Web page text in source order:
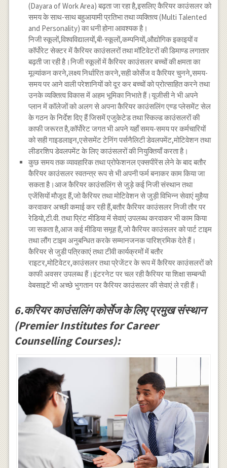
(Dayara of Work Area) बढ़ता जा रहा है,इसलिए कैरियर काउंसलर को
समय के साथ-साथ बहुआयामी प्रतिभा तथा व्यक्तित्व (Multi Talented
and Personality) का धनी होना आवश्यक है।
निजी स्कूलों,विश्वविद्यालयों,बी-स्कूलों,कम्पनियों,औद्योगिक इकाइयों व
कॉर्पोरेट सेक्टर में कैरियर काउंसलरों तथा मॉटिवेटरों की डिमाण्ड लगातार
बढ़ती जा रही है।निजी स्कूलों में कैरियर काउंसलर बच्चों की क्षमता का
मूल्यांकन करने,लक्ष्य निर्धारित करने,सही कोर्सेज व कैरियर चुनने,समय-
समय पर आने वाली परेशानियों को दूर कर बच्चों को प्रोत्साहित करने तथा
उनके व्यक्तित्व विकास में अहम भूमिका निभाते हैं।यूजीसी ने भी अपने
प्लान में कॉलेजों को अलग से अपना कैरियर काउंसलिंग एण्ड प्लेसमेंट सेल
के गठन के निर्देश दिए हैं जिसमें एजुकेटेड तथा स्किल्ड काउंसलरों की
काफी जरूरत है,कॉर्पोरेट जगत भी अपने यहाँ समय-समय पर कर्मचारियों
को सही गाइडलाइन,एसेसमेंट टेनिंग पर्सनैलिटी डेवलपमेंट,मोटिवेशन तथा
लीडरशिप डेवलपमेंट के लिए काउंसलरों की नियुक्तियाँ करता है।
कुछ समय तक व्यावहारिक तथा प्रोफेशनल एक्सपीरेंस लेने के बाद बतौर
कैरियर काउंसलर स्वतन्त्र रूप से भी अपनी फर्म बनाकर काम किया जा
सकता है।आज कैरियर काउंसलिंग से जुड़े कई निजी संस्थान तथा
एजेंसियों मौजूद हैं,जो कैरियर तथा मोटिवेशन से जुड़ी विभिन्न सेवाएं मुहैया
करवाकर अच्छी कमाई कर रही हैं,बतौर कैरियर काउंसलर निजी तौर पर
रेडियो,टी.वी. तथा प्रिंट मीडिया में सेवाएं उपलब्ध करवाकर भी काम किया
जा सकता है,आज कई मीडिया समूह हैं,जो कैरियर काउंसलर को पार्ट टाइम
तथा लौंग टाइम अनुबन्धित करके सम्मानजनक पारिश्रमिक देते हैं।
कैरियर से जुडी पत्रिकाएं तथा टीवी कार्यक्रमों में बतौर
राइटर,मोटिवेटर,काउंसलर तथा प्रेजेंटर के रूप में कैरियर काउंसलरों को
काफी अवसर उपलब्ध हैं।इंटरनेट पर चल रही कैरियर या शिक्षा सम्बन्धी
वेबसाइटें भी अच्छे भुगतान पर कैरियर काउंसलर की सेवाएं ले रही हैं।
6.करियर काउंसलिंग कोर्सेज के लिए प्रमुख संस्थान
(Premier Institutes for Career
Counselling Courses):